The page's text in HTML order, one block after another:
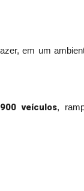
em um
veículos,